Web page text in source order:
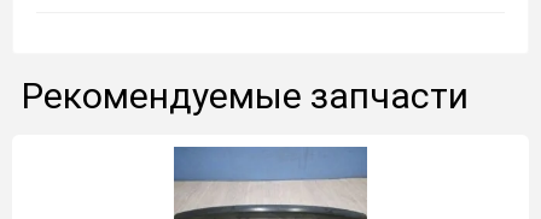
Рекомендуемые запчасти